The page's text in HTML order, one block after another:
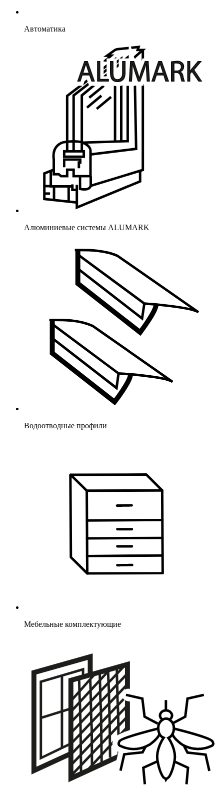
Автоматика
Алюминиевые системы ALUMARK
Водоотводные профили
Мебельные комплектующие